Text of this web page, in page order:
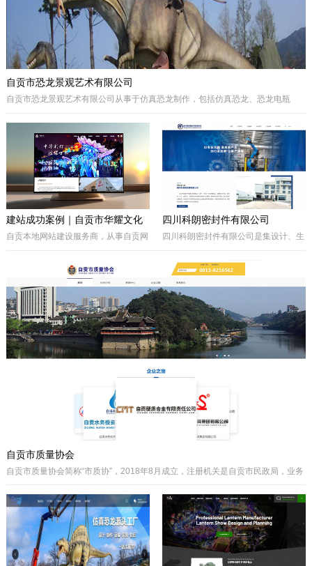
绎程控机器人研发生产。
自贡市恐龙景观艺术有限公司
自贡市恐龙景观艺术有限公司从事于仿真恐龙制作，包括仿真恐龙、恐龙电瓶
建站成功案例｜自贡市华耀文化
艺术有限公司官网定制开发项目
自贡本地网站建设服务商，从事自贡网
发，本次完成自贡市华耀文化艺术有限
公司官网定制搭建，包含品牌展示、案
例展示、在线询盘功能，搭配全套基础
SEO优化。
四川科朗密封件有限公司
四川科朗密封件有限公司是集设计、生
于电力、氧化铝、矿山、石油石化、钢
铁等行业所需的机械密封件及其配件、
密封件的生产制造；因公司业务发展需
要，成立的四川科朗环保设备有限公司
主要经营泵阀及其配件、硬质合金制品
类产品、耐磨材料类配件，承接用户非
标件设计和定制。
自贡市质量协会
自贡市质量协会简称“市质协”，2018年8月成立，注册机关是自贡市民政局，业务
协会之一，历届会长由主管经济工作的副市长担任，是自贡市市场监督管理局领
导下的全市性质量组织，是我市传播国内外先进质量管理方法、助推质量事业发
展的中坚力量。是联系广大企业和质量工作者的纽带。